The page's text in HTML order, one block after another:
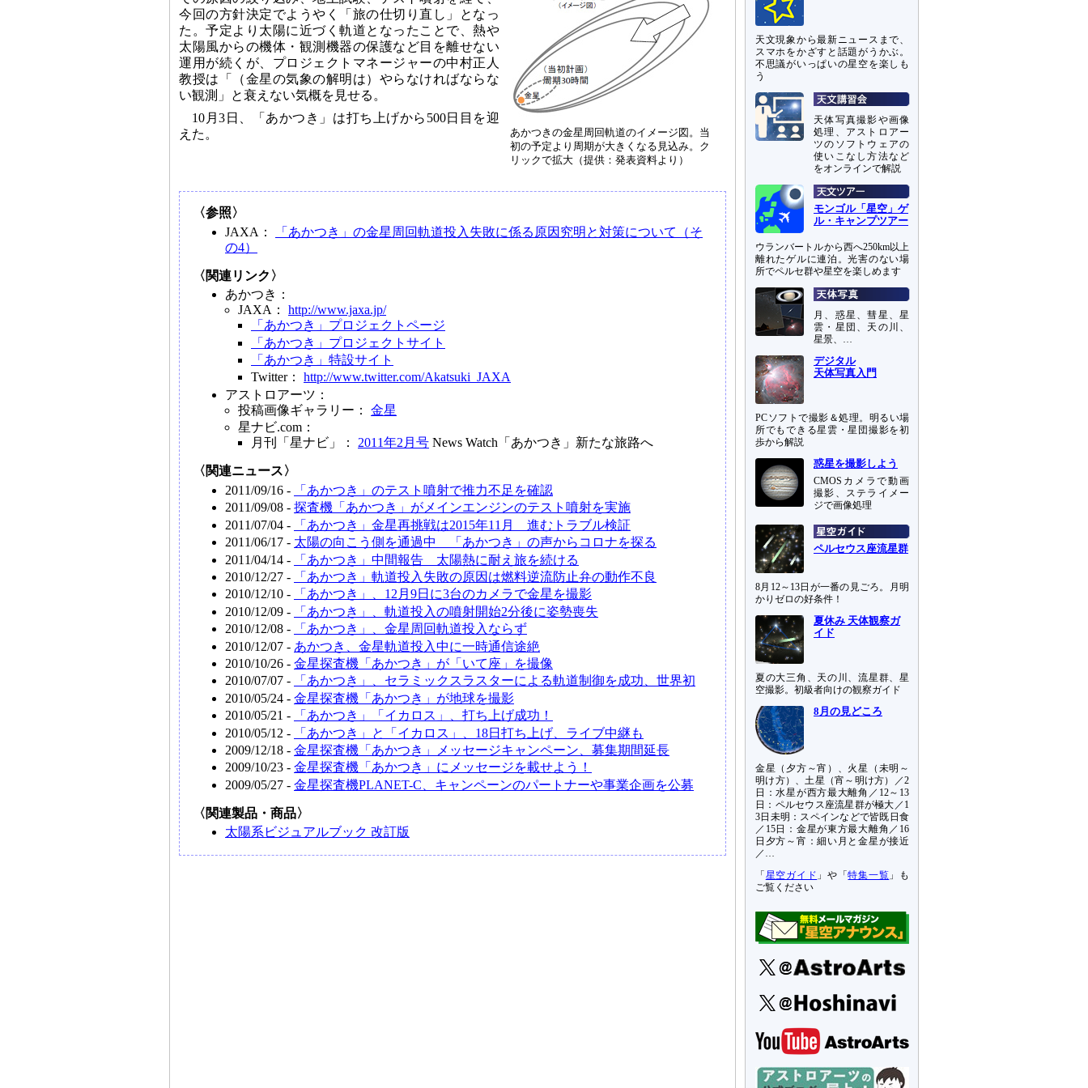
あかつきの金星周回軌道のイメージ図。当
初の予定より周期が大きくなる見込み。ク
リックで拡大（提供：発表資料より）
今回の方針決定でようやく「旅の仕切り直し」となっ
た。予定より太陽に近づく軌道となったことで、熱や
太陽風からの機体・観測機器の保護など目を離せない
運用が続くが、プロジェクトマネージャーの中村正人
教授は「（金星の気象の解明は）やらなければならな
い観測」と衰えない気概を見せる。
10月3日、「あかつき」は打ち上げから500日目を迎
えた。
〈参照〉
JAXA：
「あかつき」の金星周回軌道投入失敗に係る原因究明と対策について（そ
の4）
〈関連リンク〉
あかつき：
JAXA： http://www.jaxa.jp/
「あかつき」プロジェクトページ
「あかつき」プロジェクトサイト
「あかつき」特設サイト
Twitter： http://www.twitter.com/Akatsuki_JAXA
アストロアーツ：
投稿画像ギャラリー： 金星
星ナビ.com：
月刊「星ナビ」： 2011年2月号 News Watch「あかつき」新たな旅路へ
〈関連ニュース〉
2011/09/16 -
「あかつき」のテスト噴射で推力不足を確認
2011/09/08 - 探査機「あかつき」がメインエンジンのテスト噴射を実施
2011/07/04 -
「あかつき」金星再挑戦は2015年11月 進むトラブル検証
2011/06/17 - 太陽の向こう側を通過中 「あかつき」の声からコロナを探る
2011/04/14 -
「あかつき」中間報告 太陽熱に耐え旅を続ける
2010/12/27 -
「あかつき」軌道投入失敗の原因は燃料逆流防止弁の動作不良
2010/12/10 -
「あかつき」、12月9日に3台のカメラで金星を撮影
2010/12/09 -
「あかつき」、軌道投入の噴射開始2分後に姿勢喪失
2010/12/08 -
「あかつき」、金星周回軌道投入ならず
2010/12/07 - あかつき、金星軌道投入中に一時通信途絶
2010/10/26 - 金星探査機「あかつき」が「いて座」を撮像
2010/07/07 -
「あかつき」、セラミックスラスターによる軌道制御を成功、世界初
2010/05/24 - 金星探査機「あかつき」が地球を撮影
2010/05/21 -
「あかつき」「イカロス」、打ち上げ成功！
2010/05/12 -
「あかつき」と「イカロス」、18日打ち上げ、ライブ中継も
2009/12/18 - 金星探査機「あかつき」メッセージキャンペーン、募集期間延長
2009/10/23 - 金星探査機「あかつき」にメッセージを載せよう！
2009/05/27 - 金星探査機PLANET-C、キャンペーンのパートナーや事業企画を公募
〈関連製品・商品〉
太陽系ビジュアルブック 改訂版
天文現象から最新ニュースまで、
スマホをかざすと話題がうかぶ。
不思議がいっぱいの星空を楽しも
う
天体写真撮影や画像
処理、アストロアー
ツのソフトウェアの
使いこなし方法など
をオンラインで解説
モンゴル「星空」ゲ
ル・キャンプツアー
ウランバートルから西へ250km以上
離れたゲルに連泊。光害のない場
所でペルセ群や星空を楽しめます
月、惑星、彗星、星
雲・星団、天の川、
星景、…
デジタル
天体写真入門
PCソフトで撮影＆処理。明るい場
所でもできる星雲・星団撮影を初
歩から解説
惑星を撮影しよう
CMOSカメラで動画
撮影、ステライメー
ジで画像処理
ペルセウス座流星群
8月12～13日が一番の見ごろ。月明
かりゼロの好条件！
夏休み 天体観察ガ
イド
夏の大三角、天の川、流星群、星
空撮影。初級者向けの観察ガイド
8月の見どころ
金星（夕方～宵）、火星（未明～
明け方）、土星（宵～明け方）／2
日：水星が西方最大離角／12～13
日：ペルセウス座流星群が極大／1
3日未明：スペインなどで皆既日食
／15日：金星が東方最大離角／16
日夕方～宵：細い月と金星が接近
／…
「 星空ガイド 」や「特集一覧 」も
ご覧ください